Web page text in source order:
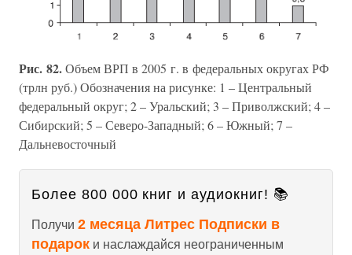
Рис. 82.Объем ВРП в 2005 г. в федеральных округах РФ
(трлн руб.) Обозначения на рисунке: 1 – Центральный
федеральный округ; 2 – Уральский; 3 – Приволжский; 4 –
Сибирский; 5 – Северо-Западный; 6 – Южный; 7 –
Дальневосточный
Более 800 000 книг и аудиокниг! 📚
Получи 2 месяца Литрес Подписки в
подарок и наслаждайся неограниченным